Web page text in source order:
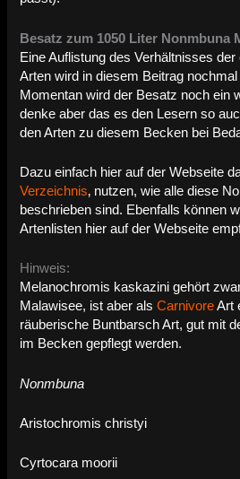
Besatz zum 1050 Liter Nonmbuna
Eine Auflistung des Verhältnisses
Arten wird in diesem Beitrag
Momentan wird der Besatz noch ein
denke aber das es den Lesern so
den Arten zu diesem Becken bei
Dazu einfach hier auf der Webseite
Verzeichnis‚ nutzen, wie alle diese
beschrieben sind. Ebenfalls können
Artenlisten hier auf der Webseite
Hinweis:
Melanochromis kaskazini gehört
Malawisee, ist aber alsCarnivoreArt
räuberische Buntbarsch Art, gut mit
im Becken gepflegt werden.
Nonmbuna
Aristochromis christyi
Cyrtocara moorii